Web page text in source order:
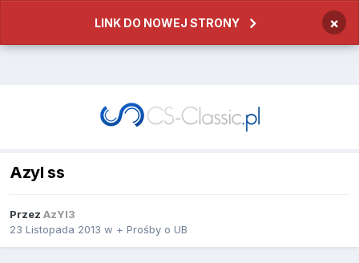
LINK DO NOWEJ STRONY ×
Azyl ss
Przez AzYl3
23 Listopada 2013 w + Prośby o UB